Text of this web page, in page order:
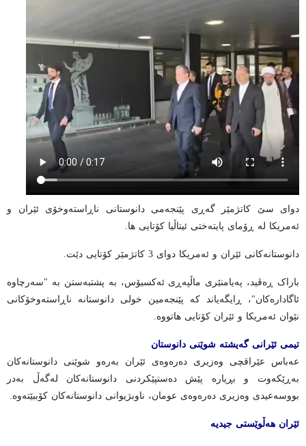
دوای سێ کاتژمێر گەڕی پێنجەمی دانوستانی ناڕاستەوخۆی ئێران و
ئەمریکا لە ڕۆمای پایتەختی ئیتاڵیا کۆتایی ها.
دانوستانەکانی ئێران و ئەمریکا دوای 3 کاتژمێر کۆتایی دێت.
باراک ڕەڤید، پەیامنێری ماڵپەڕی ئەکسیۆس، بە پشتبەستن بە "سەرچاوە
ئاگادارەکان"، ڕایگەیاند کە پێنجەمین خولی دانوستانە ناڕاستەوخۆکانی
نێوان ئەمریکا و ئێران کۆتایی هاتووە.
تیمی ئێرانی گەیشتە شوێنی دانوستان
عەباس عێراقچی وەزیری دەرەوەی ئێران بەرەو شوێنی دانوستانەکان
بەڕێکەوت و بڕیارە پێش دەستپێکردنی دانوستانەکان لەگەڵ بەدر
بووسەعیدی وەزیری دەرەوەی عومان، ناوبژیوانی دانوستانەکان کۆببێتەوە.
ئێران هەڵوێستی جیدیە